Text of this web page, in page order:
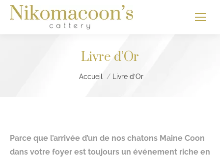
Livre d’Or
Vous êtes ici :
Accueil Livre d’Or
Parce que l’arrivée d’un de nos chatons Maine Coon
dans votre foyer est toujours un événement riche en